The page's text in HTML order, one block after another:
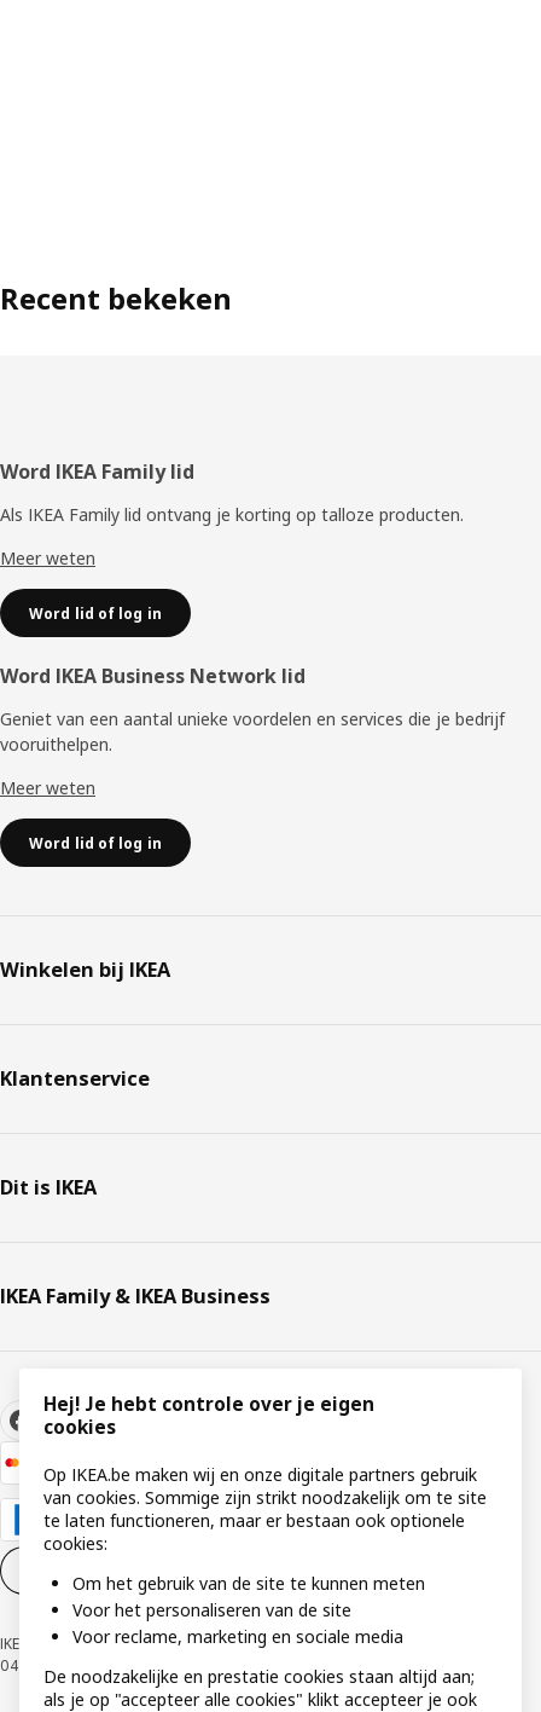
Recent bekeken
Voettekst
Word IKEA Family lid
Als IKEA Family lid ontvang je korting op talloze producten.
Meer weten
Word lid of log in
Word IKEA Business Network lid
Geniet van een aantal unieke voordelen en services die je bedrijf
vooruithelpen. ​
Meer weten
Word lid of log in
Winkelen bij IKEA
Klantenservice
Dit is IKEA
IKEA Family & IKEA Business
IKEA BELGIUM NV, Weiveldlaan 19, 1930 Zaventem, KBO nummer
0425.258.688 © Inter IKEA Systems B.V. 1999-2026
Hej! Je hebt controle over je eigen
cookies
Op IKEA.be maken wij en onze digitale partners gebruik
van cookies. Sommige zijn strikt noodzakelijk om te site
te laten functioneren, maar er bestaan ook optionele
cookies:
Om het gebruik van de site te kunnen meten
Voor het personaliseren van de site
Voor reclame, marketing en sociale media
De noodzakelijke en prestatie cookies staan altijd aan;
als je op "accepteer alle cookies" klikt accepteer je ook